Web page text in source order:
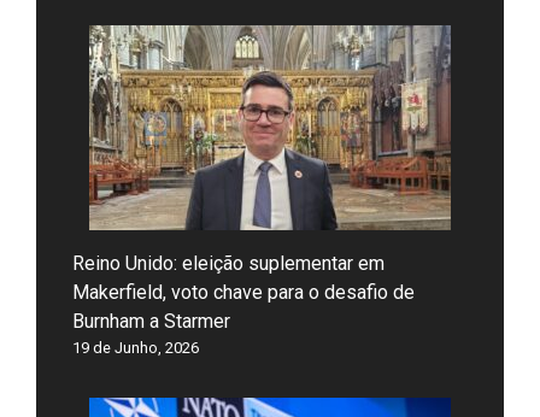
Reino Unido: eleição suplementar em
Makerfield, voto chave para o desafio de
Burnham a Starmer
19 de Junho, 2026